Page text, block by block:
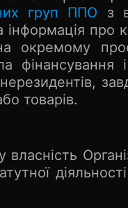
груп ППО з
інформація
окремому
фінансування
товарів.
діяльності